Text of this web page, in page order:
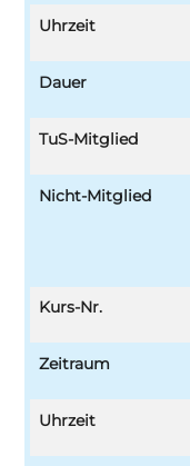
Uhrzeit
Dauer
TuS-Mitglied
Nicht-Mitglied
Kurs-Nr.
Zeitraum
Uhrzeit